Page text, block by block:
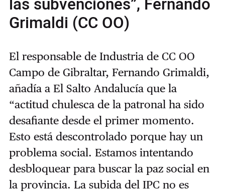
Grimaldi (CC OO)
El responsable de Industria de CC OO
Campo de Gibraltar, Fernando Grimaldi,
añadía a El Salto Andalucía que la
“actitud chulesca de la patronal ha sido
desafiante desde el primer momento.
Esto está descontrolado porque hay un
problema social. Estamos intentando
desbloquear para buscar la paz social en
la provincia. La subida del IPC no es